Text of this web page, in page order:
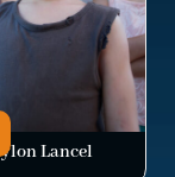
Lancel